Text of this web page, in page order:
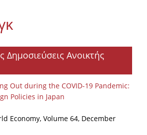
Δημοσιεύσεις Ανοικτής
Out during the COVID-19 Pandemic:
Policies in Japan
Economy, Volume 64, December